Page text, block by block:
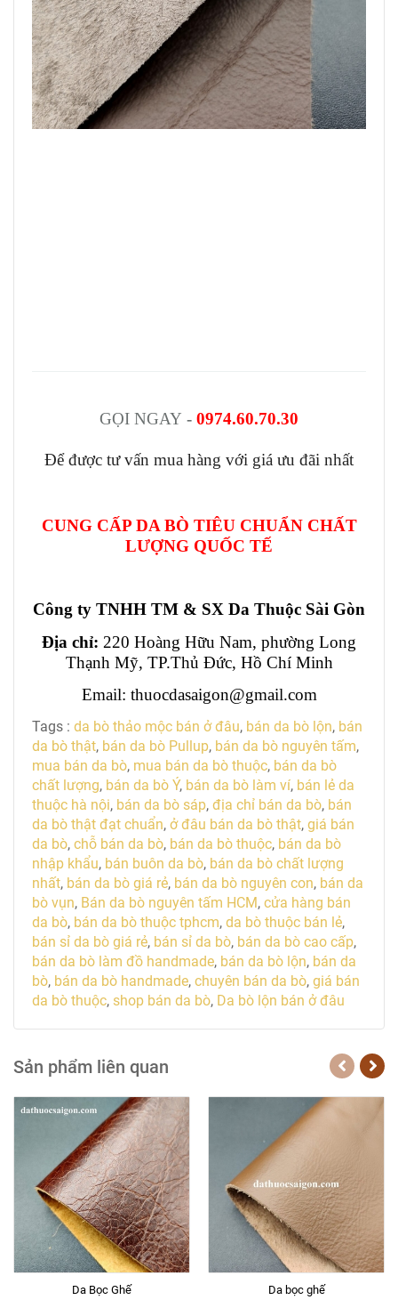
GỌI NGAY - 0974.60.70.30
Để được tư vấn mua hàng với giá ưu đãi nhất
CUNG CẤP DA BÒ TIÊU CHUẨN CHẤT
LƯỢNG QUỐC TẾ
Công ty TNHH TM & SX Da Thuộc Sài Gòn
Địa chỉ: 220 Hoàng Hữu Nam, phường Long
Thạnh Mỹ, TP.Thủ Đức, Hồ Chí Minh
Email: thuocdasaigon@gmail.com
Tags : da bò thảo mộc bán ở đâu, bán da bò lộn, bán
da bò thật, bán da bò Pullup, bán da bò nguyên tấm,
mua bán da bò, mua bán da bò thuộc, bán da bò
chất lượng, bán da bò Ý, bán da bò làm ví, bán lẻ da
thuộc hà nội, bán da bò sáp, địa chỉ bán da bò, bán
da bò thật đạt chuẩn, ở đâu bán da bò thật, giá bán
da bò, chỗ bán da bò, bán da bò thuộc, bán da bò
nhập khẩu, bán buôn da bò, bán da bò chất lượng
nhất, bán da bò giá rẻ, bán da bò nguyên con, bán da
bò vụn, Bán da bò nguyên tấm HCM, cửa hàng bán
da bò, bán da bò thuộc tphcm, da bò thuộc bán lẻ,
bán sỉ da bò giá rẻ, bán sỉ da bò, bán da bò cao cấp,
bán da bò làm đồ handmade, bán da bò lộn, bán da
bò, bán da bò handmade, chuyên bán da bò, giá bán
da bò thuộc, shop bán da bò, Da bò lộn bán ở đâu
Sản phẩm liên quan
Da Bọc Ghế Da bọc ghế